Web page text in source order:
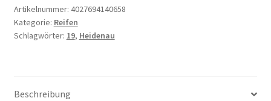
Artikelnummer: 4027694140658
Kategorie: Reifen
Schlagwörter: 19, Heidenau
Beschreibung